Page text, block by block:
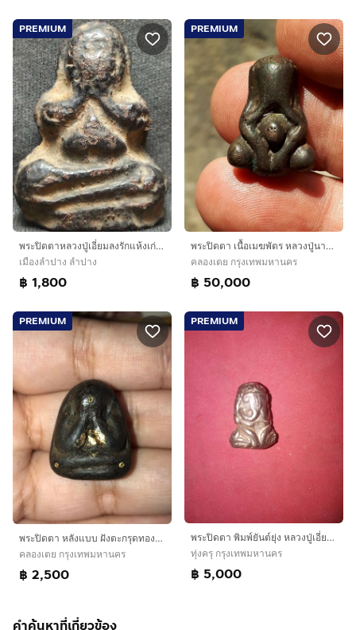
PREMIUM
พระปิดตาหลวงปู่เอี่ยมลงรักแห้งเก่าเดิมหิ้ง
เมืองลำปาง ลำปาง
฿ 1,800
PREMIUM
พระปิดตา เนื้อเมฆพัตร หลวงปู่นาค วัดห้วยจระเข้ จ.นครปฐม พิมพ์สะดือจุ่น สวยงาม คมชัด สภาพสวย เก่า เดิมๆ แท้ หายากมากๆ มีใบประกาศนียบัตรรับรอง
คลองเตย กรุงเทพมหานคร
฿ 50,000
PREMIUM
พระปิดตา หลังแบบ ฝังตะกรุดทองคำแท้ 3 ดอก เนื้อว่านผสมผง ผิวเนียน ละเอียด แห้ง เหี่ยว มีน้ำหนัก เก่า แท้ แปลก หายาก ไม่รู้ที่
คลองเตย กรุงเทพมหานคร
฿ 2,500
PREMIUM
พระปิดตา พิมพ์ยันต์ยุ่ง หลวงปู่เอี่ยม วัดหนัง ปี2460 เนื้อสำริดเงิน พิมพ์เล็ก สวยงาม คมชัด สภาพสวย เหี่่ยวย่น พรุ่นเก่า เดิมๆ แท้ หายากมากๆ
ทุ่งครุ กรุงเทพมหานคร
฿ 5,000
คำค้นหาที่เกี่ยวข้อง